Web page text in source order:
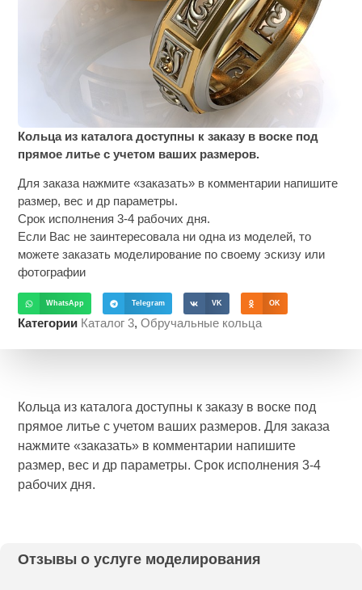
Кольца из каталога доступны к заказу в воске под
прямое литье с учетом ваших размеров.
Для заказа нажмите «заказать» в комментарии напишите
размер, вес и др параметры.
Срок исполнения 3-4 рабочих дня.
Если Вас не заинтересовала ни одна из моделей, то
можете заказать моделирование по своему эскизу или
фотографии
WhatsApp Telegram VK OK
Категории Каталог 3,Обручальные кольца
Кольца из каталога доступны к заказу в воске под
прямое литье с учетом ваших размеров. Для заказа
нажмите «заказать» в комментарии напишите
размер, вес и др параметры. Срок исполнения 3-4
рабочих дня.
Отзывы о услуге моделирования